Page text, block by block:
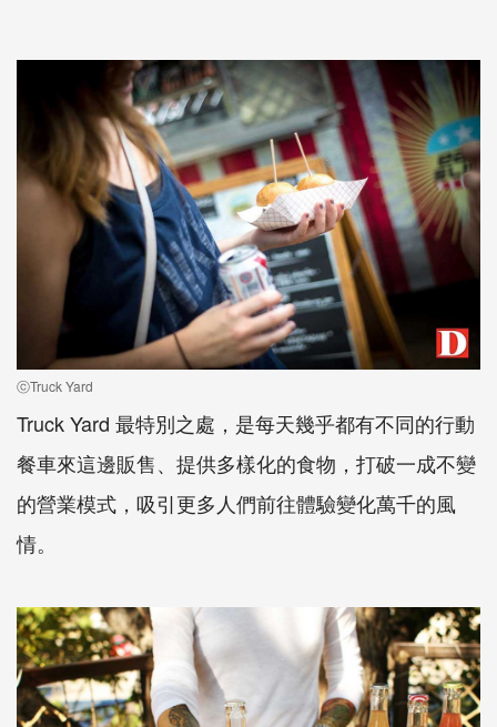
ⓒTruck Yard
Truck Yard 最特別之處，是每天幾乎都有不同的行動
餐車來這邊販售、提供多樣化的食物，打破一成不變
的營業模式，吸引更多人們前往體驗變化萬千的風
情。